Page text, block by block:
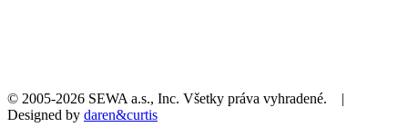
© 2005-2026 SEWA a.s., Inc. Všetky práva vyhradené. |
Designed by daren&curtis